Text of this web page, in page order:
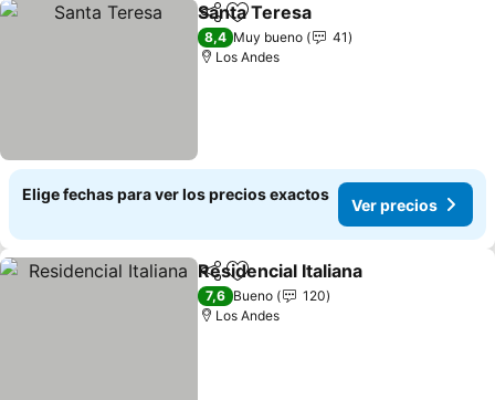
CompartirAgregar a favoritos
Santa Teresa
8,4 Muy bueno
41
Los Andes
Elige fechas para ver los precios exactos
Ver precios
CompartirAgregar a favoritos
Residencial Italiana
7,6 Bueno
120
Los Andes